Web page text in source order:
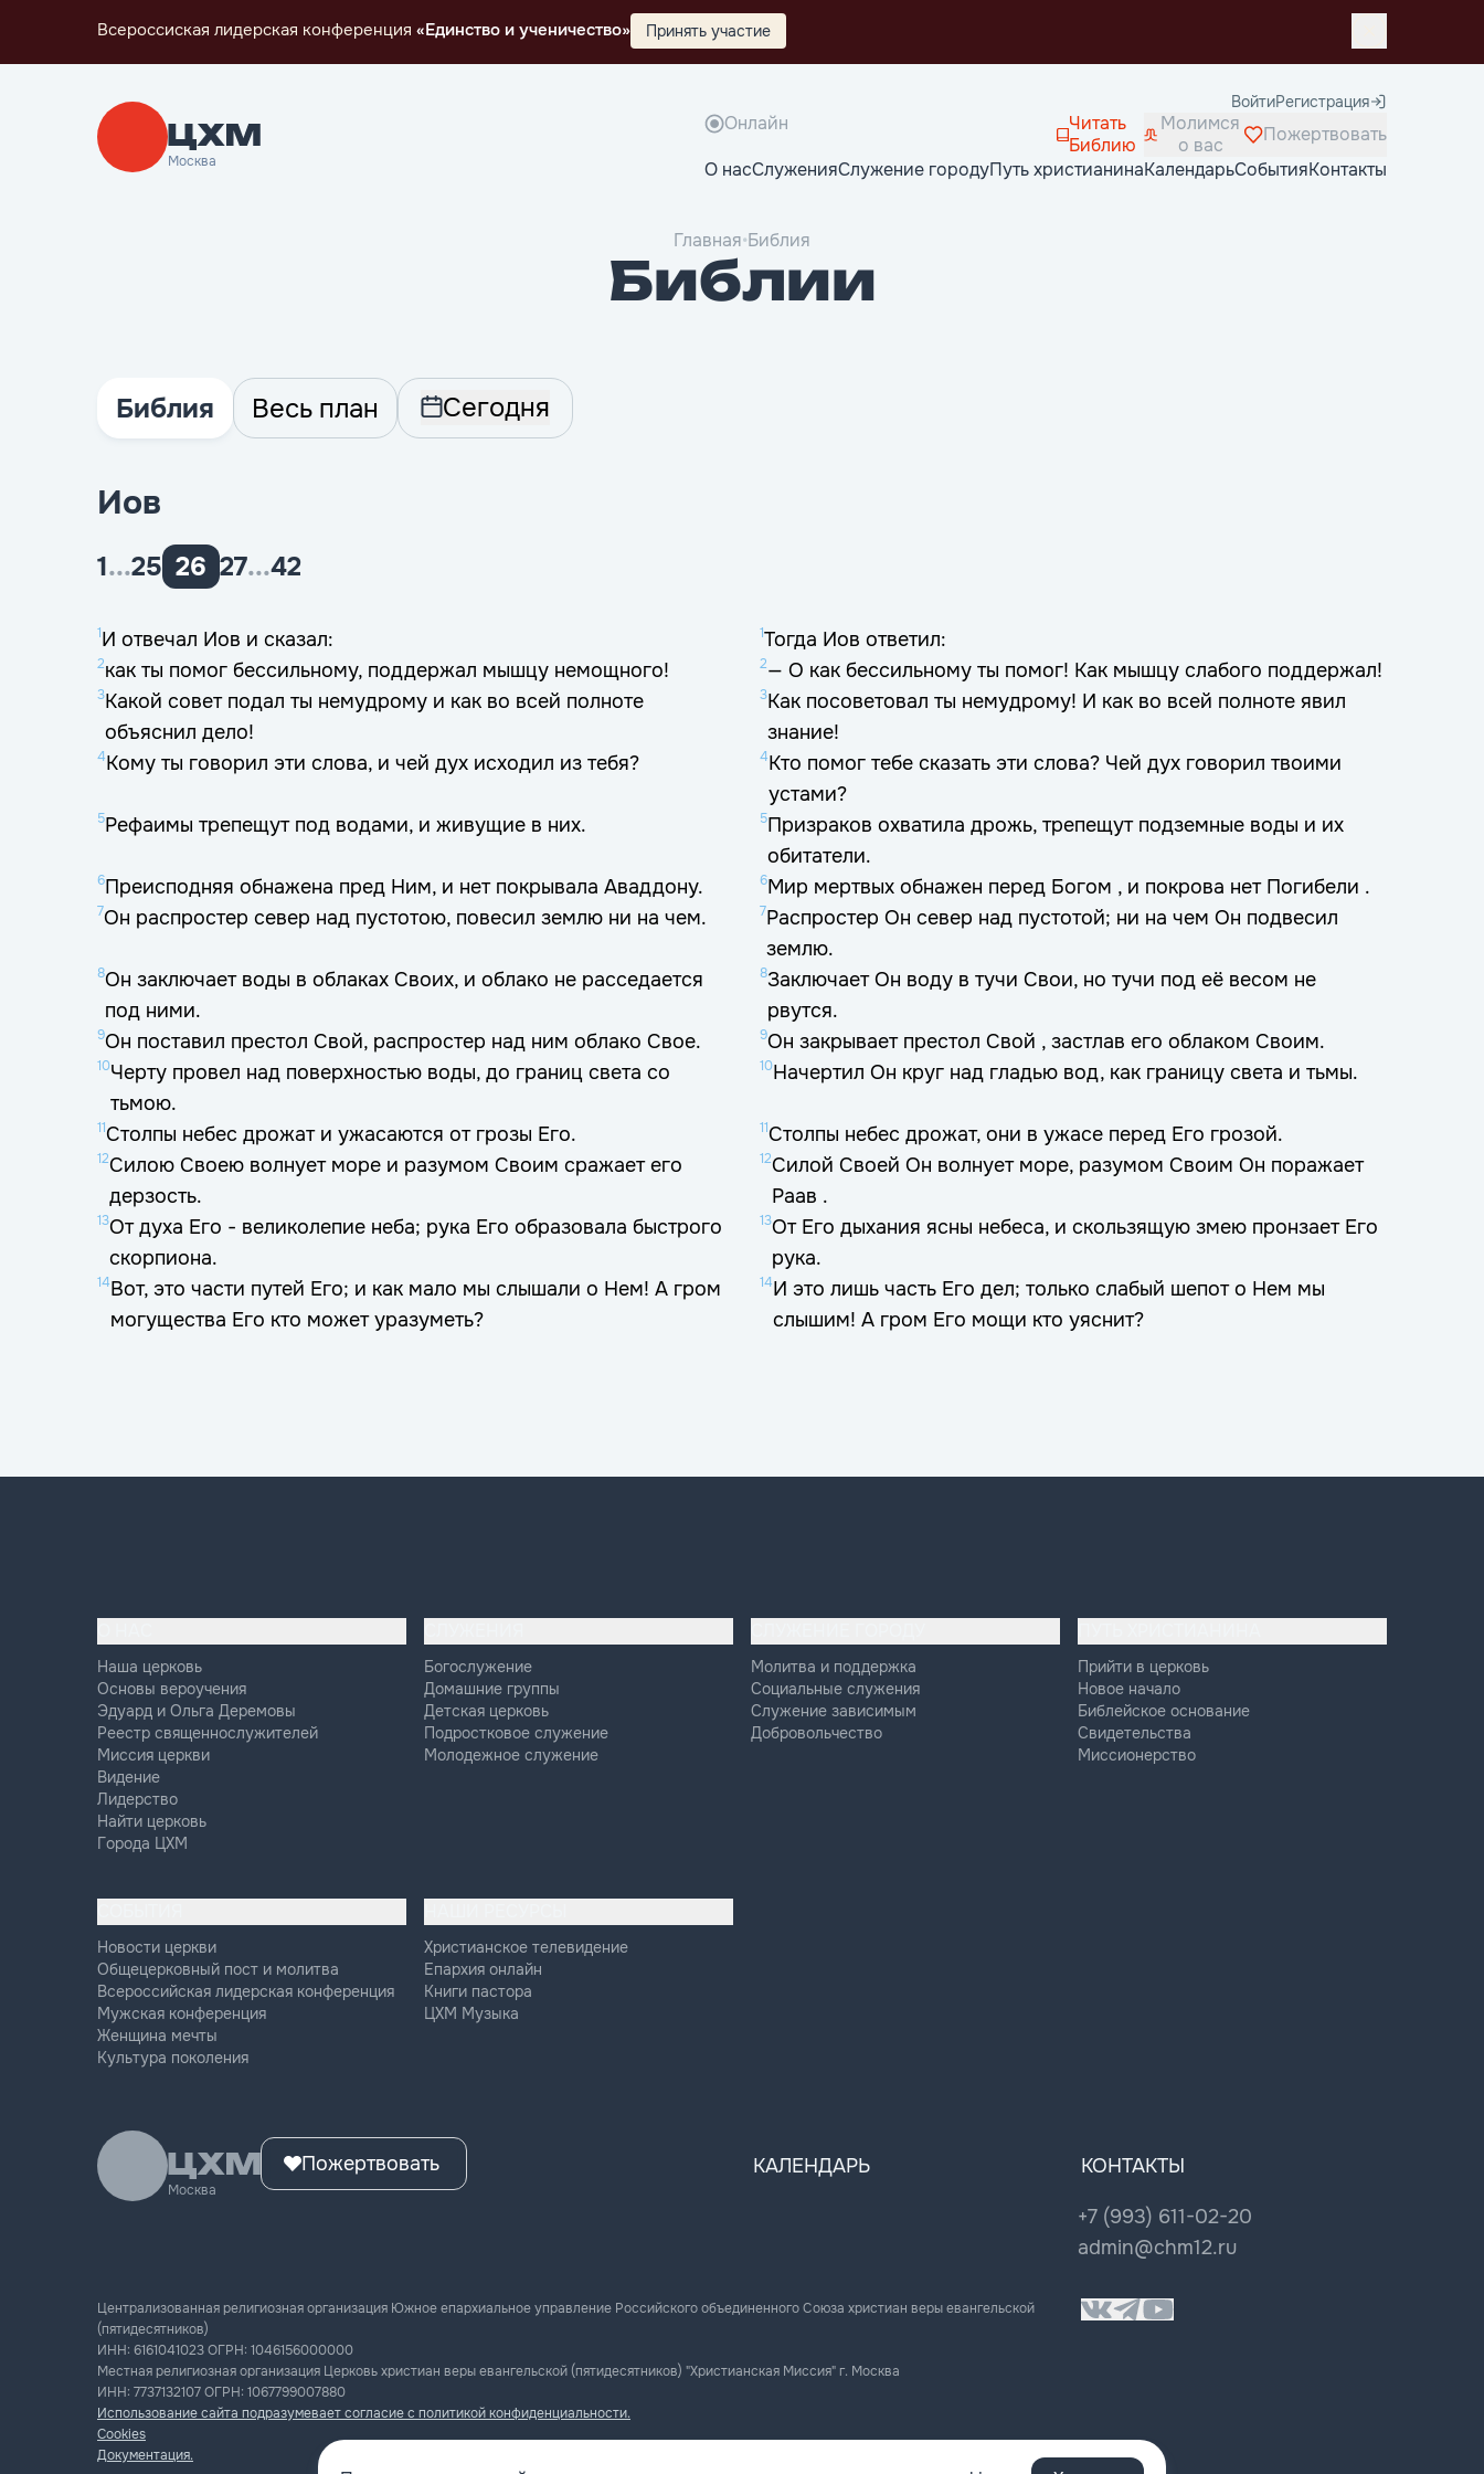
Всероссиская лидерская конференция «Единство и ученичество» Принять участие
Москва
ВойтиРегистрация
Онлайн
Читать
Библию
Молимся
о вас
Пожертвовать
О насСлуженияСлужение городуПуть христианинаКалендарьСобытияКонтакты
Главная•Библия
Библии
Библия Весь план Сегодня
Иов
1...25 26 27...42
1И отвечал Иов и сказал: 1Тогда Иов ответил:
2как ты помог бессильному, поддержал мышцу немощного! 2— О как бессильному ты помог! Как мышцу слабого поддержал!
3Какой совет подал ты немудрому и как во всей полноте
объяснил дело!
3Как посоветовал ты немудрому! И как во всей полноте явил
знание!
4Кому ты говорил эти слова, и чей дух исходил из тебя? 4Кто помог тебе сказать эти слова? Чей дух говорил твоими
устами?
5Рефаимы трепещут под водами, и живущие в них. 5Призраков охватила дрожь, трепещут подземные воды и их
обитатели.
6Преисподняя обнажена пред Ним, и нет покрывала Аваддону. 6Мир мертвых обнажен перед Богом , и покрова нет Погибели .
7Он распростер север над пустотою, повесил землю ни на чем. 7Распростер Он север над пустотой; ни на чем Он подвесил
землю.
8Он заключает воды в облаках Своих, и облако не расседается
под ними.
8Заключает Он воду в тучи Свои, но тучи под её весом не
рвутся.
9Он поставил престол Свой, распростер над ним облако Свое. 9Он закрывает престол Свой , застлав его облаком Своим.
10Черту провел над поверхностью воды, до границ света со
тьмою.
10Начертил Он круг над гладью вод, как границу света и тьмы.
11Столпы небес дрожат и ужасаются от грозы Его. 11Столпы небес дрожат, они в ужасе перед Его грозой.
12Силою Своею волнует море и разумом Своим сражает его
дерзость.
12Силой Своей Он волнует море, разумом Своим Он поражает
Раав .
13От духа Его - великолепие неба; рука Его образовала быстрого
скорпиона.
13От Его дыхания ясны небеса, и скользящую змею пронзает Его
рука.
14Вот, это части путей Его; и как мало мы слышали о Нем! А гром
могущества Его кто может уразуметь?
14И это лишь часть Его дел; только слабый шепот о Нем мы
слышим! А гром Его мощи кто уяснит?
Наша церковь
Основы вероучения
Эдуард и Ольга Деремовы
Реестр священнослужителей
Миссия церкви
Видение
Лидерство
Найти церковь
Города ЦХМ
Богослужение
Домашние группы
Детская церковь
Подростковое служение
Молодежное служение
Молитва и поддержка
Социальные служения
Служение зависимым
Добровольчество
Прийти в церковь
Новое начало
Библейское основание
Свидетельства
Миссионерство
Новости церкви
Общецерковный пост и молитва
Всероссийская лидерская конференция
Мужская конференция
Женщина мечты
Культура поколения
Христианское телевидение
Епархия онлайн
Книги пастора
ЦХМ Музыка
Москва
Пожертвовать КАЛЕНДАРЬ КОНТАКТЫ
+7 (993) 611-02-20
admin@chm12.ru
Централизованная религиозная организация Южное епархиальное управление Российского объединенного Союза христиан веры евангельской
(пятидесятников)
ИНН: 6161041023ОГРН: 1046156000000
Местная религиозная организация Церковь христиан веры евангельской (пятидесятников) "Христианская Миссия" г. Москва
ИНН: 7737132107ОГРН: 1067799007880
Использование сайта подразумевает согласие с политикой конфиденциальности.
Cookies
Документация.